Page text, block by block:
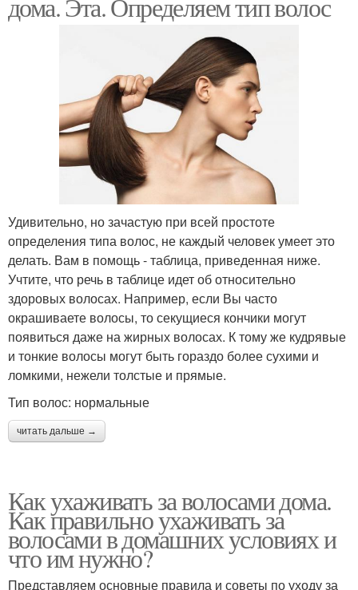
Удивительно, но зачастую при всей простоте
определения типа волос, не каждый человек умеет это
делать. Вам в помощь - таблица, приведенная ниже.
Учтите, что речь в таблице идет об относительно
здоровых волосах. Например, если Вы часто
окрашиваете волосы, то секущиеся кончики могут
появиться даже на жирных волосах. К тому же кудрявые
и тонкие волосы могут быть гораздо более сухими и
ломкими, нежели толстые и прямые.
Тип волос: нормальные
читать дальше →
Как ухаживать за волосами дома.
Как правильно ухаживать за
волосами в домашних условиях и
что им нужно?
Представляем основные правила и советы по уходу за